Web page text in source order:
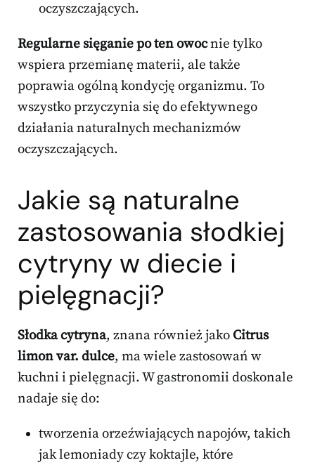
oczyszczających.
Regularne sięganie po ten owocnie tylko
wspiera przemianę materii, ale także
poprawia ogólną kondycję organizmu. To
wszystko przyczynia się do efektywnego
działania naturalnych mechanizmów
oczyszczających.
Jakie są naturalne
zastosowania słodkiej
cytryny w diecie i
pielęgnacji?
Słodka cytryna, znana również jako Citrus
limon var. dulce, ma wiele zastosowań w
kuchni i pielęgnacji. W gastronomii doskonale
nadaje się do:
tworzenia orzeźwiających napojów, takich
jak lemoniady czy koktajle, które